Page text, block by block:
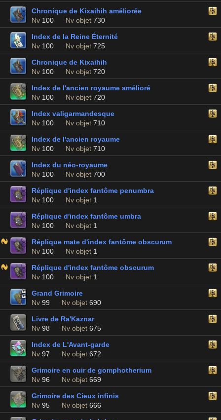
Chronique de Kixaihih améliorée
Nv 100 Nv objet 730
Index de la Reine Éternité
Nv 100 Nv objet 725
Chronique de Kixaihih
Nv 100 Nv objet 720
Index de l'ancien royaume amélioré
Nv 100 Nv objet 720
Index valigarmandesque
Nv 100 Nv objet 710
Index de l'ancien royaume
Nv 100 Nv objet 710
Index du néo-royaume
Nv 100 Nv objet 700
Réplique d'index fantôme penumbra
Nv 100 Nv objet 1
Réplique d'index fantôme umbra
Nv 100 Nv objet 1
Réplique mate d'index fantôme obscurum
Nv 100 Nv objet 1
Réplique d'index fantôme obscurum
Nv 100 Nv objet 1
Grand Grimoire
Nv 99 Nv objet 690
Livre de Ra'Kaznar
Nv 98 Nv objet 675
Index de L'Avant-garde
Nv 97 Nv objet 672
Grimoire en cuir de gomphotherium
Nv 96 Nv objet 669
Grimoire des Cieux infinis
Nv 95 Nv objet 666